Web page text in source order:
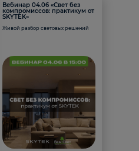
Вебинар 04.06 «Свет без
компромиссов: практикум от
SKYTEK»
Живой разбор световых решений